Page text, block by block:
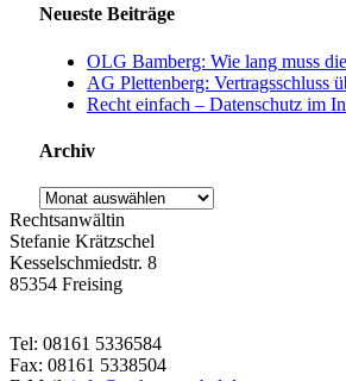
Neueste Beiträge
OLG Bamberg: Wie lang muss
AG Plettenberg: Vertragsschluss
Recht einfach – Datenschutz im
Archiv
Archiv
Rechtsanwältin
Stefanie Krätzschel
Kesselschmiedstr. 8
85354 Freising
Tel: 08161 5336584
Fax: 08161 5338504